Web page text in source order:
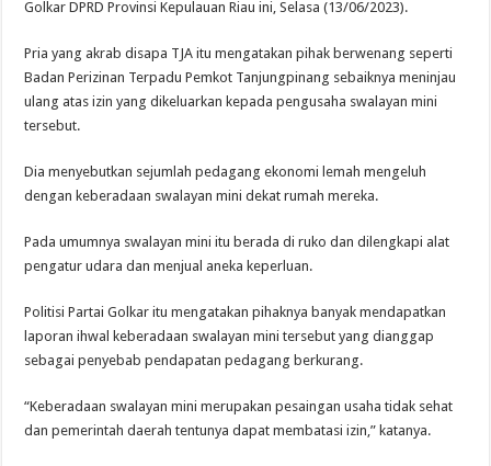
Golkar DPRD Provinsi Kepulauan Riau ini, Selasa (13/06/2023).
Pria yang akrab disapa TJA itu mengatakan pihak berwenang seperti
Badan Perizinan Terpadu Pemkot Tanjungpinang sebaiknya meninjau
ulang atas izin yang dikeluarkan kepada pengusaha swalayan mini
tersebut.
Dia menyebutkan sejumlah pedagang ekonomi lemah mengeluh
dengan keberadaan swalayan mini dekat rumah mereka.
Pada umumnya swalayan mini itu berada di ruko dan dilengkapi alat
pengatur udara dan menjual aneka keperluan.
Politisi Partai Golkar itu mengatakan pihaknya banyak mendapatkan
laporan ihwal keberadaan swalayan mini tersebut yang dianggap
sebagai penyebab pendapatan pedagang berkurang.
“Keberadaan swalayan mini merupakan pesaingan usaha tidak sehat
dan pemerintah daerah tentunya dapat membatasi izin,” katanya.